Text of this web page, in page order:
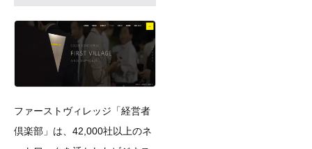
ファーストヴィレッジ「経営者
倶楽部」は、42,000社以上のネ